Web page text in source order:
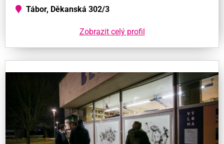
Tábor, Děkanská 302/3
Zobrazit celý profil